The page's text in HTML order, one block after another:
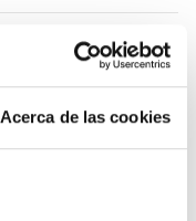
Acerca de las cookies